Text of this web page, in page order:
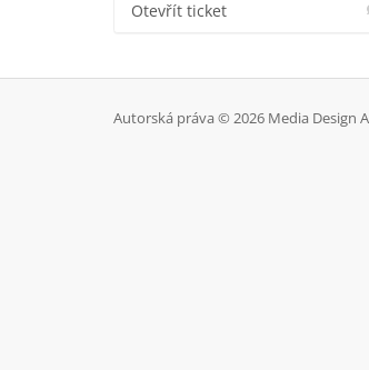
Otevřít ticket
Autorská práva © 2026 Media Design